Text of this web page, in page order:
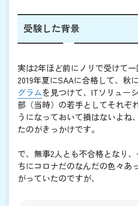
受験した背景
実は2年ほど前にノリで受けて一
2019年夏にSAAに合格して、秋
グラムを見つけて、ITソリュー
部（当時）の若手としてそれぞ
うになっておいて損はないよね
たのがきっかけです。
で、無事2人とも不合格となり
ちにコロナだのなんだの色々あ
がっていたのですが、